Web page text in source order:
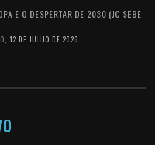
E O DESPERTAR DE 2030 (JC SEBE
12 DE JULHO DE 2026